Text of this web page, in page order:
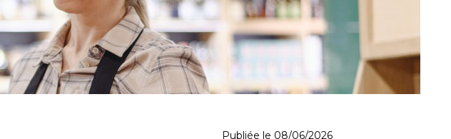
Publiée le 08/06/2026